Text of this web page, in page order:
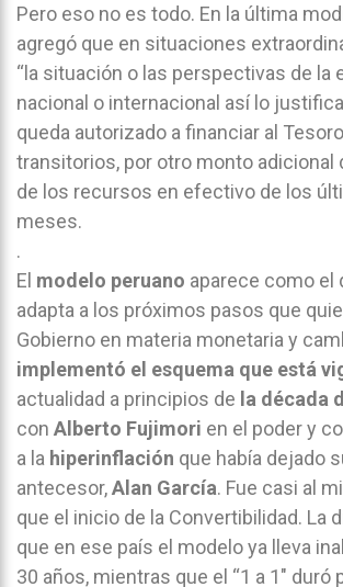
Pero eso no es todo. En la última
agregó que en situaciones
“la situación o las perspectivas de la
nacional o internacional así lo
queda autorizado a financiar al
transitorios, por otro monto adicional
de los recursos en efectivo de los
meses.
.
El modelo peruano aparece como el
adapta a los próximos pasos que
Gobierno en materia monetaria y
implementó el esquema que está
actualidad a principios de la década
con Alberto Fujimori en el poder y
a la hiperinflación que había dejado
antecesor,Alan García. Fue casi al
que el inicio de la Convertibilidad. La
que en ese país el modelo ya lleva
30 años, mientras que el “1 a 1″ duró